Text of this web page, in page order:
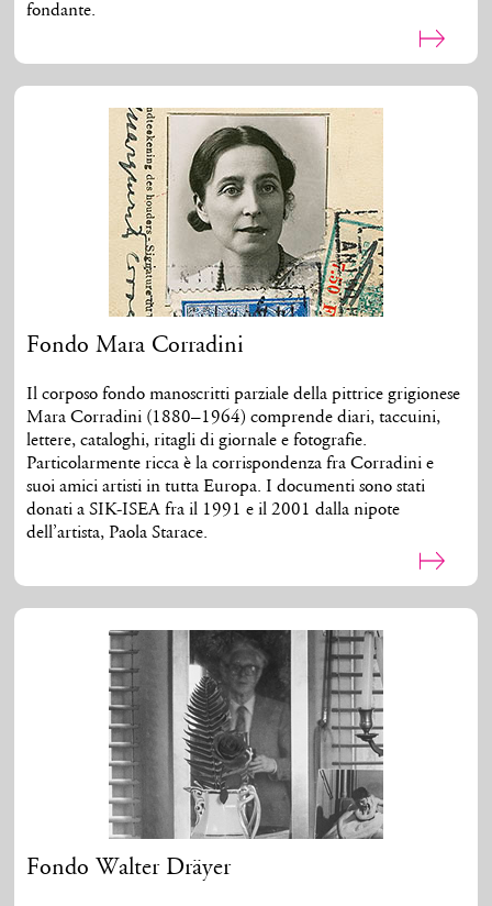
fondante.
Fondo Mara Corradini
Il corposo fondo manoscritti parziale della pittrice grigionese
Mara Corradini (1880–1964) comprende diari, taccuini,
lettere, cataloghi, ritagli di giornale e fotografie.
Particolarmente ricca è la corrispondenza fra Corradini e
suoi amici artisti in tutta Europa. I documenti sono stati
donati a SIK-ISEA fra il 1991 e il 2001 dalla nipote
dell’artista, Paola Starace.
Fondo Walter Dräyer